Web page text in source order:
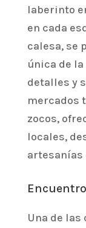
laberinto
en cada
calesa, se
única de
detalles y
mercados
zocos,
locales,
Una de